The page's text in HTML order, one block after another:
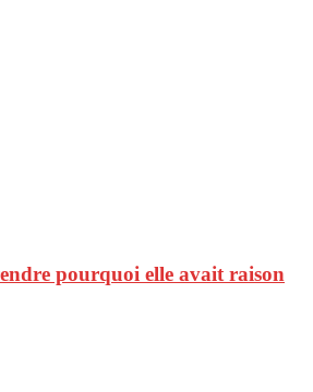
pourquoi elle avait raison